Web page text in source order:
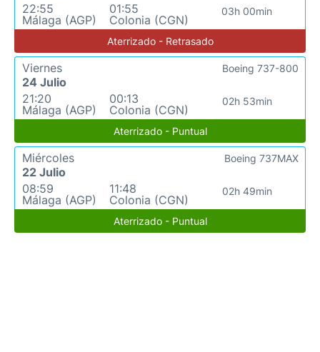
22:55
Málaga (AGP)
01:55
Colonia (CGN)
03h 00min
Aterrizado - Retrasado
Viernes
24 Julio
21:20
Málaga (AGP)
00:13
Colonia (CGN)
02h 53min
Boeing 737-800
Aterrizado - Puntual
Miércoles
22 Julio
08:59
Málaga (AGP)
11:48
Colonia (CGN)
02h 49min
Boeing 737MAX
Aterrizado - Puntual